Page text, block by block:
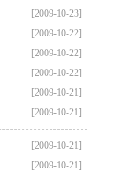
[2009-10-23]
[2009-10-22]
[2009-10-22]
[2009-10-22]
[2009-10-21]
[2009-10-21]
[2009-10-21]
[2009-10-21]